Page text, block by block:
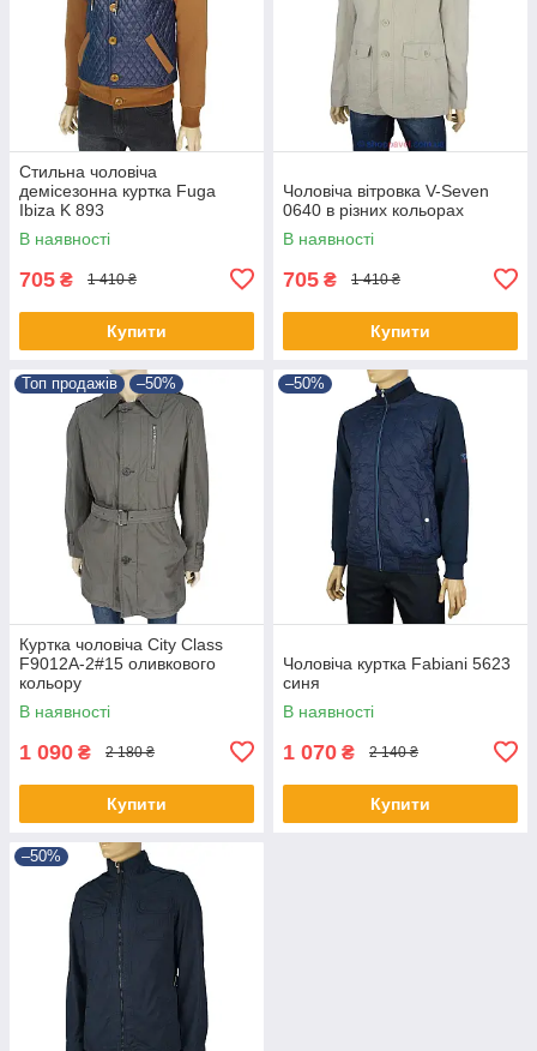
Стильна чоловіча
демісезонна куртка Fuga
Ibiza K 893
В наявності
705 ₴ 1 410 ₴
Купити
Чоловіча вітровка V-Seven
0640 в різних кольорах
В наявності
705 ₴ 1 410 ₴
Купити
Топ продажів –50%
Куртка чоловіча Сity Class
F9012A-2#15 оливкового
кольору
В наявності
1 090 ₴ 2 180 ₴
Купити
–50%
Чоловіча куртка Fabiani 5623
синя
В наявності
1 070 ₴ 2 140 ₴
Купити
–50%